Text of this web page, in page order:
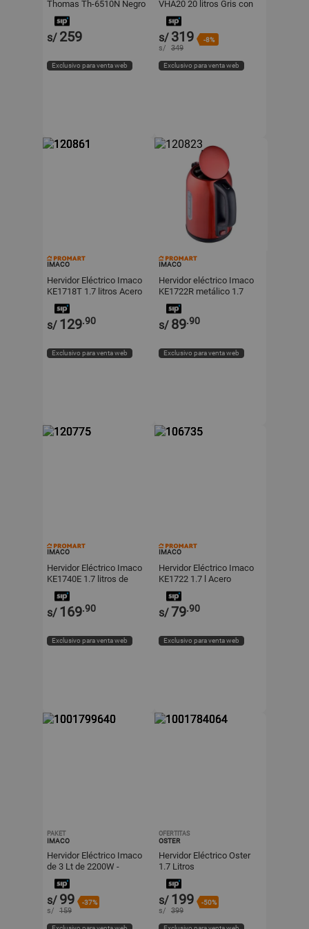
Thomas Th-6510N Negro
s/ 259
Exclusivo para venta web
VHA20 20 litros Gris con
Doble Pared de Aislación
s/ 319 -8%
s/ 349
Exclusivo para venta web
IMACO
Hervidor Eléctrico Imaco
KE1718T 1.7 litros Acero
Inoxidable
s/ 129.90
Exclusivo para venta web
IMACO
Hervidor eléctrico Imaco
KE1722R metálico 1.7
litros
s/ 89.90
Exclusivo para venta web
IMACO
Hervidor Eléctrico Imaco
KE1740E 1.7 litros de
Acero Plata
s/ 169.90
Exclusivo para venta web
IMACO
Hervidor Eléctrico Imaco
KE1722 1.7 l Acero
Inoxidable Plata
s/79.90
Exclusivo para venta web
PAKET
IMACO
Hervidor Eléctrico Imaco
de 3 Lt de 2200W -
KE3000
s/ 99 -37%
s/ 159
OFERTITAS
OSTER
Hervidor Eléctrico Oster
1.7 Litros
BVSTKT8107GR-053
Iluminacion al Hervir
s/ 199 -50%
s/ 399